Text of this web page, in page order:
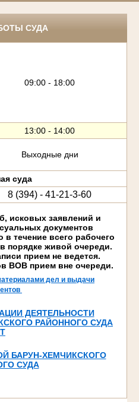
СУДА
09:00 - 18:00
13:00 - 14:00
Выходные дни
суда
8 (394) - 41-21-3-60
исковых заявлений и
документов
течение всего рабочего
порядке живой очереди.
прием не ведется.
ВОВ прием вне очереди.
дел и выдачи
ДЕЯТЕЛЬНОСТИ
РАЙОННОГО СУДА
БАРУН-ХЕМЧИКСКОГО
СУДА